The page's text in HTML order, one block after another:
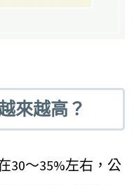
來越高？
30～35%左右，公